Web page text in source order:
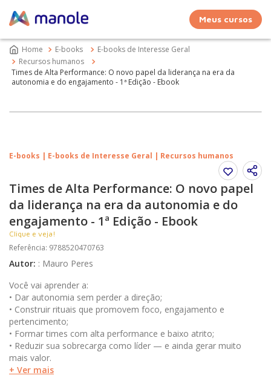
Meus cursos
E-books
E-books de Interesse Geral
Recursos humanos
Times de Alta Performance: O novo papel da liderança na era da
autonomia e do engajamento - 1ª Edição - Ebook
E-books | E-books de Interesse Geral | Recursos humanos
Times de Alta Performance: O novo papel
da liderança na era da autonomia e do
engajamento - 1ª Edição - Ebook
Clique e veja!
Referência: 9788520470763
Autor: : Mauro Peres
Você vai aprender a:
• Dar autonomia sem perder a direção;
• Construir rituais que promovem foco, engajamento e
pertencimento;
• Formar times com alta performance e baixo atrito;
• Reduzir sua sobrecarga como líder — e ainda gerar muito
mais valor.
+ Ver mais